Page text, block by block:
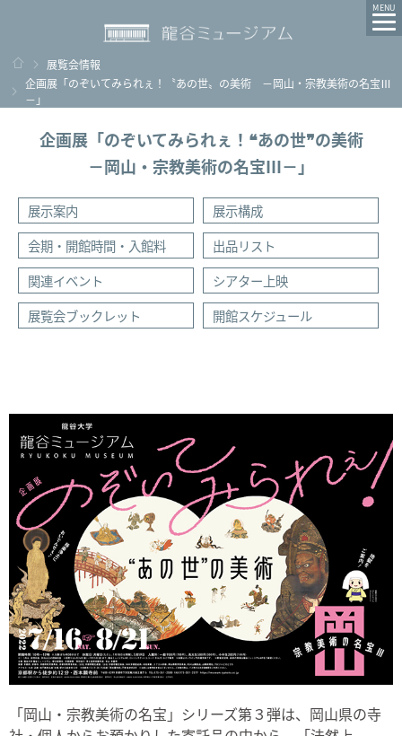
MENU
ホーム
展覧会情報
企画展「のぞいてみられぇ！〝あの世〟の美術 －岡山・宗教美術の名宝Ⅲ
－」
企画展「のぞいてみられぇ！❝あの世❞の美術
－岡山・宗教美術の名宝Ⅲ－」
展示案内
展示構成
会期・開館時間・入館料
出品リスト
関連イベント
シアター上映
展覧会ブックレット
開館スケジュール
「岡山・宗教美術の名宝」シリーズ第３弾は、岡山県の寺